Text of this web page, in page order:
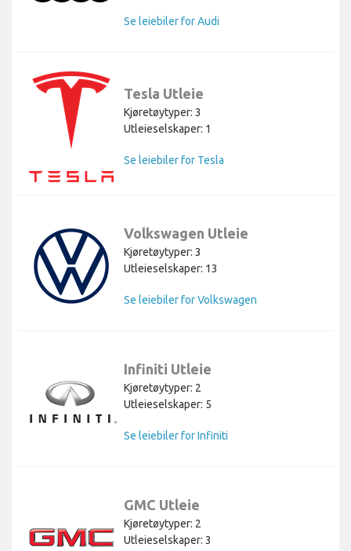
Se leiebiler for Audi
Tesla Utleie
Kjøretøytyper: 3
Utleieselskaper: 1
Se leiebiler for Tesla
Volkswagen Utleie
Kjøretøytyper: 3
Utleieselskaper: 13
Se leiebiler for Volkswagen
Infiniti Utleie
Kjøretøytyper: 2
Utleieselskaper: 5
Se leiebiler for Infiniti
GMC Utleie
Kjøretøytyper: 2
Utleieselskaper: 3